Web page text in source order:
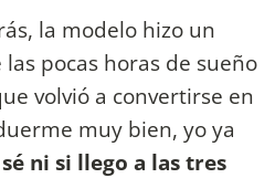
la modelo hizo un
pocas horas de sueño
volvió a convertirse en
muy bien, yo ya
ni si llego a las tres